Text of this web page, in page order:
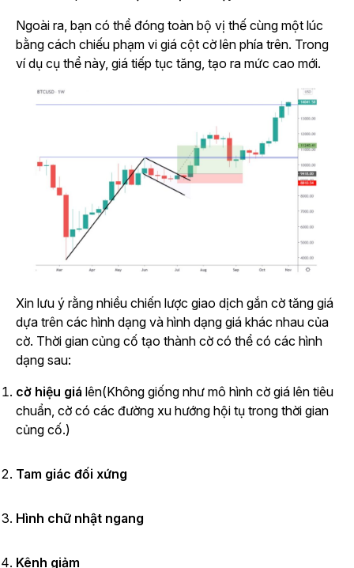
Ngoài ra, bạn có thể đóng toàn bộ vị thế cùng một lúc
bằng cách chiếu phạm vi giá cột cờ lên phía trên. Trong
ví dụ cụ thể này, giá tiếp tục tăng, tạo ra mức cao mới.
Xin lưu ý rằng nhiều chiến lược giao dịch gắn cờ tăng giá
dựa trên các hình dạng và hình dạng giá khác nhau của
cờ. Thời gian củng cố tạo thành cờ có thể có các hình
dạng sau:
cờ hiệu giá lên(Không giống như mô hình cờ giá lên tiêu
chuẩn, cờ có các đường xu hướng hội tụ trong thời gian
củng cố.)
Tam giác đối xứng
Hình chữ nhật ngang
Kênh giảm